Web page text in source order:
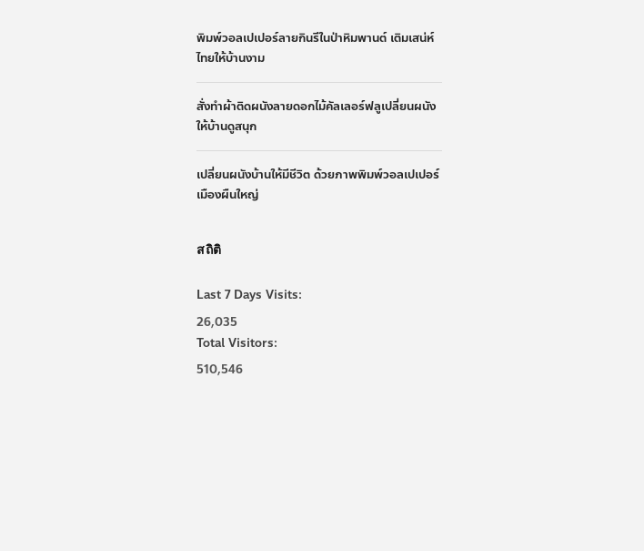
พิมพ์วอลเปเปอร์ลายกินรีในป่าหิมพานต์ เติมเสน่ห์
ไทยให้บ้านงาม
สั่งทำผ้าติดผนังลายดอกไม้คัลเลอร์ฟลูเปลี่ยนผนัง
ให้บ้านดูสนุก
เปลี่ยนผนังบ้านให้มีชีวิต ด้วยภาพพิมพ์วอลเปเปอร์
เมืองผืนใหญ่
สถิติ
Last 7 Days Visits:
26,035
Total Visitors:
510,546